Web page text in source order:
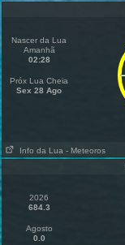
Nascer da Lua
Amanhã
02:28
Próx Lua Cheia
Sex 28 Ago
Info da Lua - Meteoros
2026
684.3
Agosto
0.0